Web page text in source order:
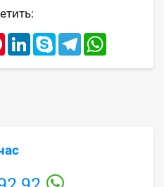
PinterestLinkedInSkype Telegram